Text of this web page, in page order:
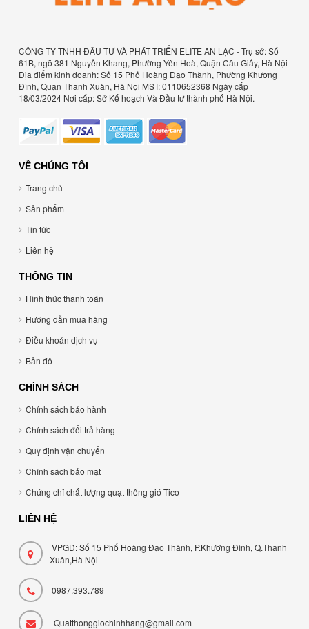
CÔNG TY TNHH ĐẦU TƯ VÀ PHÁT TRIỂN ELITE AN LẠC - Trụ sở: Số
61B, ngõ 381 Nguyễn Khang, Phường Yên Hoà, Quận Cầu Giấy, Hà Nội
Địa điểm kinh doanh: Số 15 Phố Hoàng Đạo Thành, Phường Khương
Đình, Quận Thanh Xuân, Hà Nội MST: 0110652368 Ngày cấp
18/03/2024 Nơi cấp: Sở Kế hoạch Và Đầu tư thành phố Hà Nội.
VỀ CHÚNG TÔI
Trang chủ
Sản phẩm
Tin tức
Liên hệ
THÔNG TIN
Hình thức thanh toán
Hướng dẫn mua hàng
Điều khoản dịch vụ
Bản đồ
CHÍNH SÁCH
Chính sách bảo hành
Chính sách đổi trả hàng
Quy định vận chuyển
Chính sách bảo mật
Chứng chỉ chất lượng quạt thông gió Tico
LIÊN HỆ
VPGD: Số 15 Phố Hoàng Đạo Thành, P.Khương Đình, Q.Thanh
Xuân,Hà Nội
0987.393.789
Quatthonggiochinhhang@gmail.com